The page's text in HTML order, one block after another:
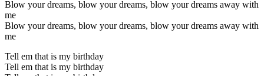
Blow your dreams, blow your dreams, blow your dreams away with
me
Blow your dreams, blow your dreams, blow your dreams away with
me
Tell em that is my birthday
Tell em that is my birthday